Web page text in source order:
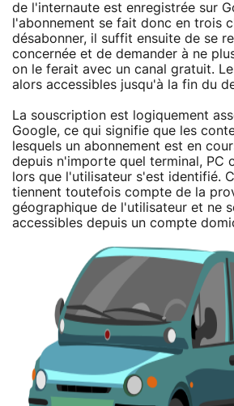
de l'internaute est enregistrée sur
l'abonnement se fait donc en trois
désabonner, il suffit ensuite de se
concernée et de demander à ne
on le ferait avec un canal gratuit.
alors accessibles jusqu'à la fin du
La souscription est logiquement
Google, ce qui signifie que les
lesquels un abonnement est en
depuis n'importe quel terminal, PC
lors que l'utilisateur s'est identifié.
tiennent toutefois compte de la
géographique de l'utilisateur et ne
accessibles depuis un compte